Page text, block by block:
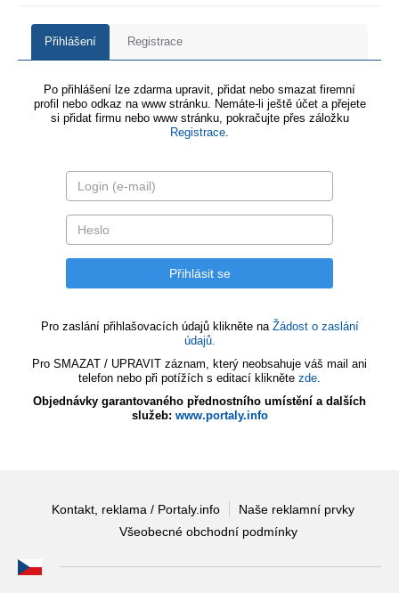
Přihlášení Registrace
Po přihlášení lze zdarma upravit, přidat nebo smazat firemní
profil nebo odkaz na www stránku. Nemáte-li ještě účet a přejete
si přidat firmu nebo www stránku, pokračujte přes záložku
Registrace.
Pro zaslání přihlašovacích údajů klikněte na Žádost o zaslání
údajů.
Pro SMAZAT / UPRAVIT záznam, který neobsahuje váš mail ani
telefon nebo při potížích s editací klikněte zde.
Objednávky garantovaného přednostního umístění a dalších
služeb: www.portaly.info
Kontakt, reklama / Portaly.info
Naše reklamní prvky
Všeobecné obchodní podmínky